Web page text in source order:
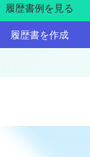
履歴書例を見る
履歴書を作成